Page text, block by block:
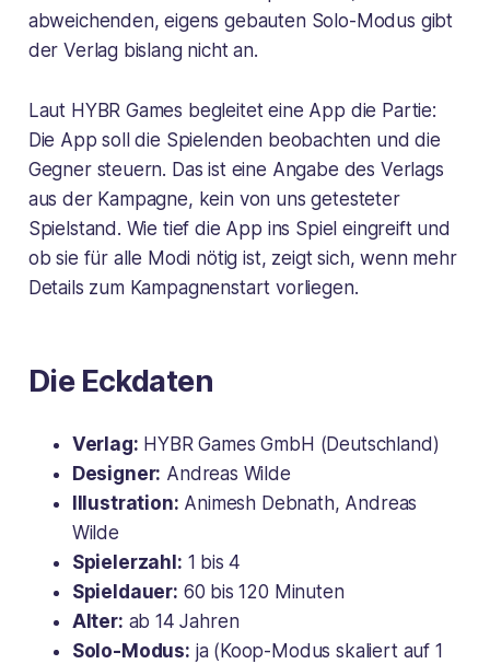
abweichenden, eigens gebauten Solo-Modus gibt
der Verlag bislang nicht an.
Laut HYBR Games begleitet eine App die Partie:
Die App soll die Spielenden beobachten und die
Gegner steuern. Das ist eine Angabe des Verlags
aus der Kampagne, kein von uns getesteter
Spielstand. Wie tief die App ins Spiel eingreift und
ob sie für alle Modi nötig ist, zeigt sich, wenn mehr
Details zum Kampagnenstart vorliegen.
Die Eckdaten
Verlag: HYBR Games GmbH (Deutschland)
Designer: Andreas Wilde
Illustration: Animesh Debnath, Andreas
Wilde
Spielerzahl: 1 bis 4
Spieldauer: 60 bis 120 Minuten
Alter: ab 14 Jahren
Solo-Modus: ja (Koop-Modus skaliert auf 1